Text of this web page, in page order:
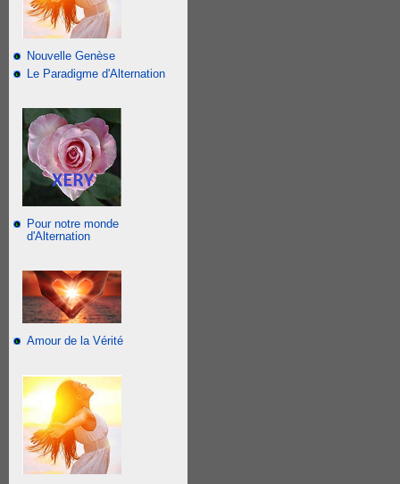
Nouvelle Genèse
Le Paradigme d'Alternation
Pour notre monde
d'Alternation
Amour de la Vérité